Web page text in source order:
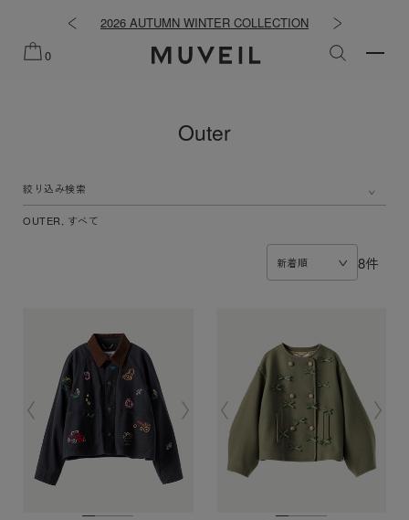
2026 AUTUMN WINTER COLLECTION
0
Outer
絞り込み検索
OUTER, すべて
8件
新着順